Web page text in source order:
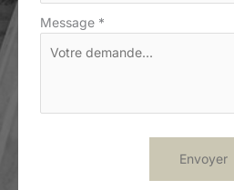
Message *
Envoyer